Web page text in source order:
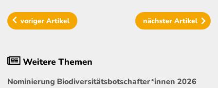
vorigerArtikel nächster Artikel
Weitere Themen
Nominierung Biodiversitätsbotschafter*innen 2026